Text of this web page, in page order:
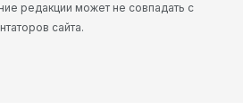
редакции может не совпадать с
сайта.